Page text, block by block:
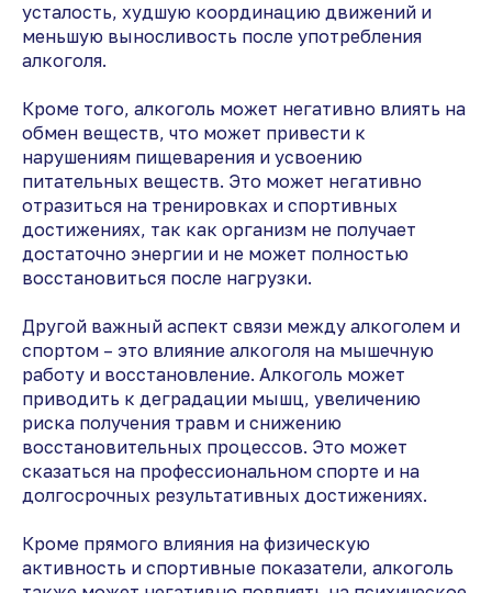
усталость, худшую координацию движений и
меньшую выносливость после употребления
алкоголя.
Кроме того, алкоголь может негативно влиять на
обмен веществ, что может привести к
нарушениям пищеварения и усвоению
питательных веществ. Это может негативно
отразиться на тренировках и спортивных
достижениях, так как организм не получает
достаточно энергии и не может полностью
восстановиться после нагрузки.
Другой важный аспект связи между алкоголем и
спортом – это влияние алкоголя на мышечную
работу и восстановление. Алкоголь может
приводить к деградации мышц, увеличению
риска получения травм и снижению
восстановительных процессов. Это может
сказаться на профессиональном спорте и на
долгосрочных результативных достижениях.
Кроме прямого влияния на физическую
активность и спортивные показатели, алкоголь